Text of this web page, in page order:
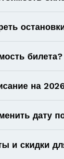
билета?
на
дату
и скидки